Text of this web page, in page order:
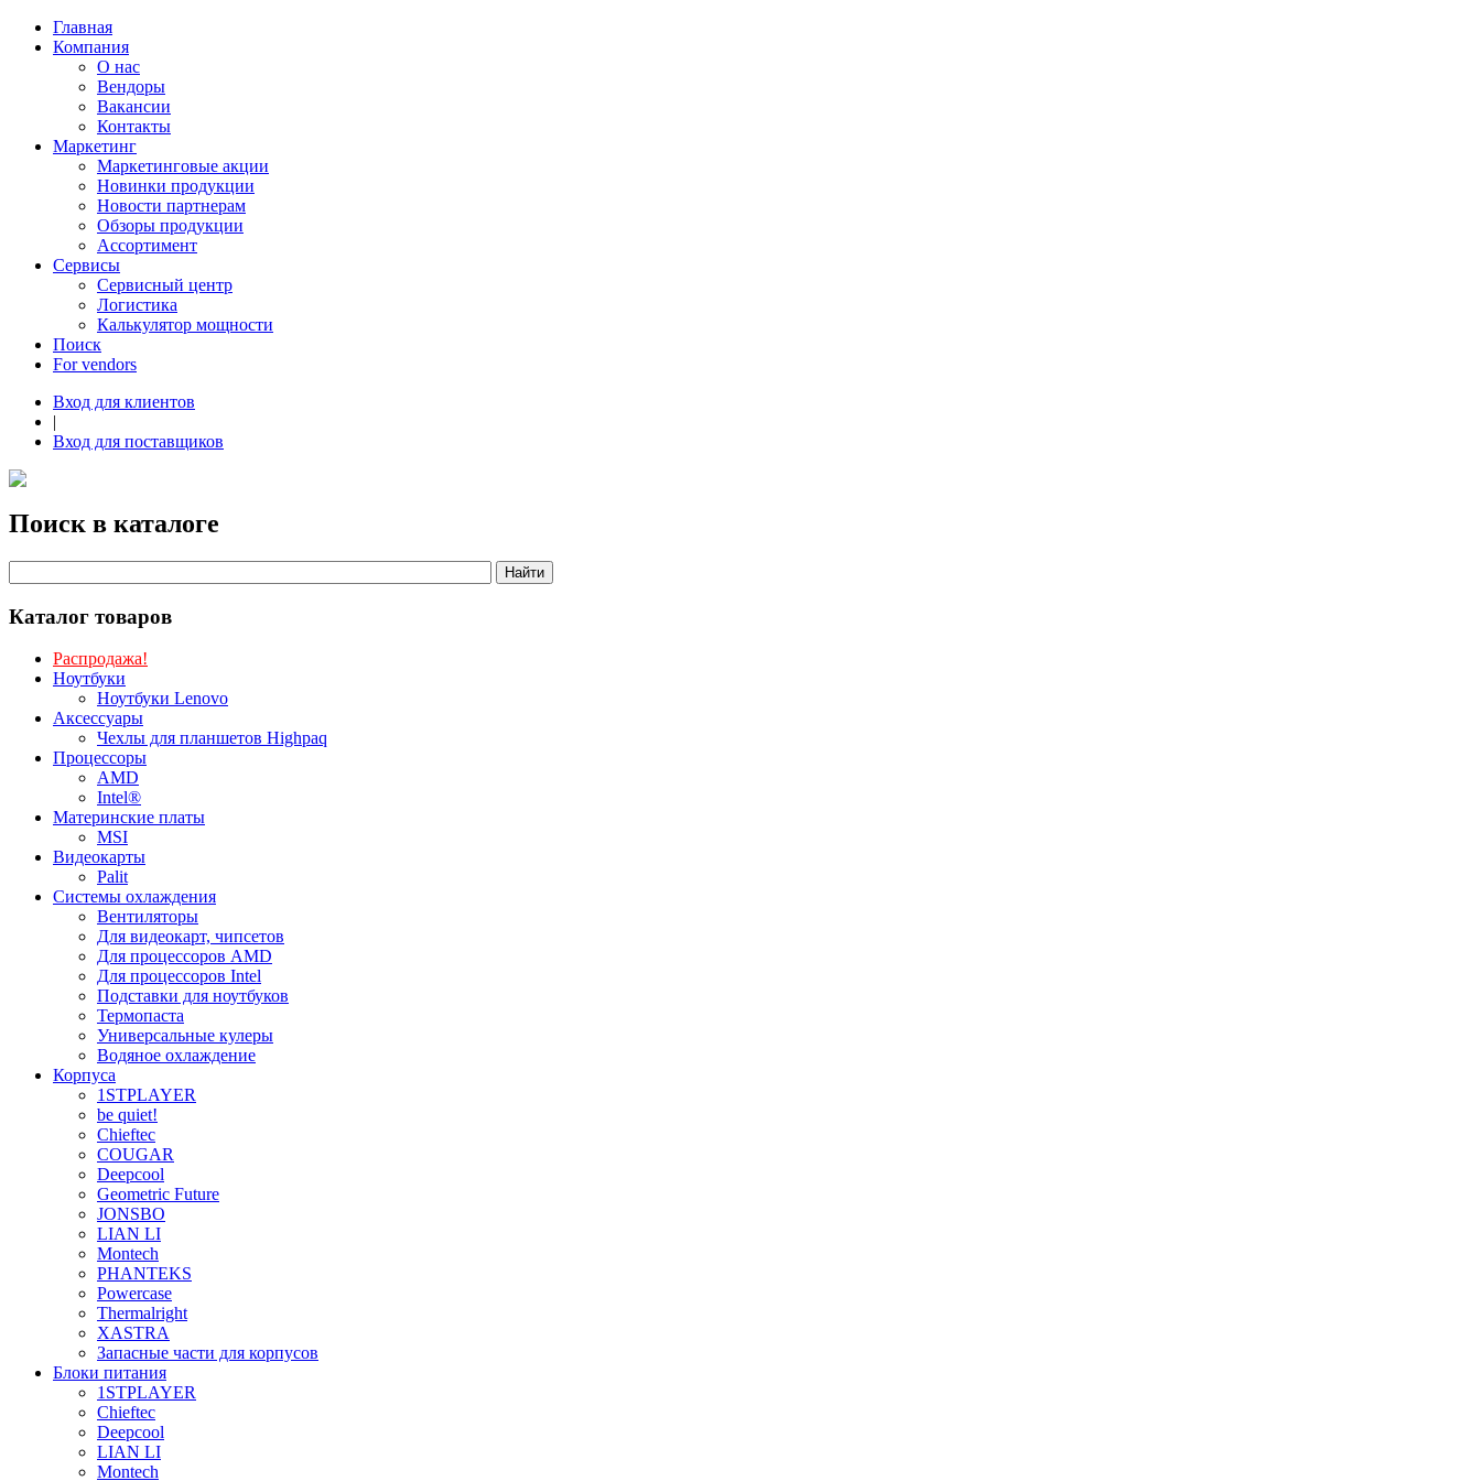
Главная
Компания
О нас
Вендоры
Вакансии
Контакты
Маркетинг
Маркетинговые акции
Новинки продукции
Новости партнерам
Обзоры продукции
Ассортимент
Сервисы
Сервисный центр
Логистика
Калькулятор мощности
Поиск
For vendors
Вход для клиентов
|
Вход для поставщиков
Поиск в каталоге
Каталог товаров
Распродажа!
Ноутбуки
Ноутбуки Lenovo
Аксессуары
Чехлы для планшетов Highpaq
Процессоры
AMD
Intel®
Материнские платы
MSI
Видеокарты
Palit
Системы охлаждения
Вентиляторы
Для видеокарт, чипсетов
Для процессоров AMD
Для процессоров Intel
Подставки для ноутбуков
Термопаста
Универсальные кулеры
Водяное охлаждение
Корпуса
1STPLAYER
be quiet!
Chieftec
COUGAR
Deepcool
Geometric Future
JONSBO
LIAN LI
Montech
PHANTEKS
Powercase
Thermalright
XASTRA
Запасные части для корпусов
Блоки питания
1STPLAYER
Chieftec
Deepcool
LIAN LI
Montech